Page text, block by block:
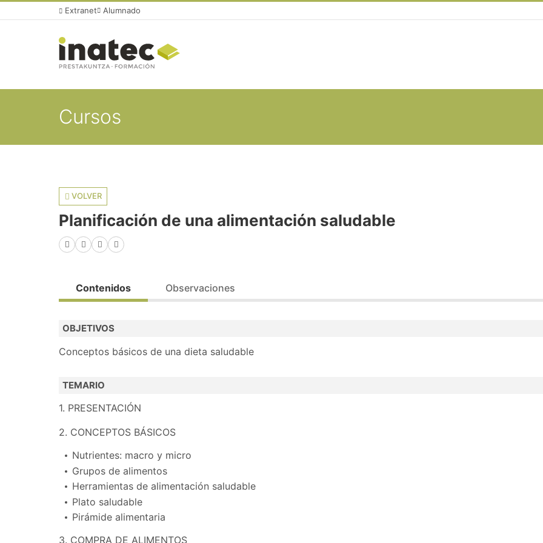
Extranet Alumnado
Cursos
VOLVER
Planificación de una alimentación saludable
Contenidos
OBJETIVOS
Conceptos básicos de una dieta saludable
TEMARIO
1. PRESENTACIÓN
2. CONCEPTOS BÁSICOS
Nutrientes: macro y micro
Grupos de alimentos
Herramientas de alimentación saludable
Plato saludable
Pirámide alimentaria
3. COMPRA DE ALIMENTOS
Observaciones
Acción financiada por el Ministerio de Educación y Formación Profesional de Formación.
Bolsa de trabajo.
Realiza la preinscripción y contactaremos contigo.